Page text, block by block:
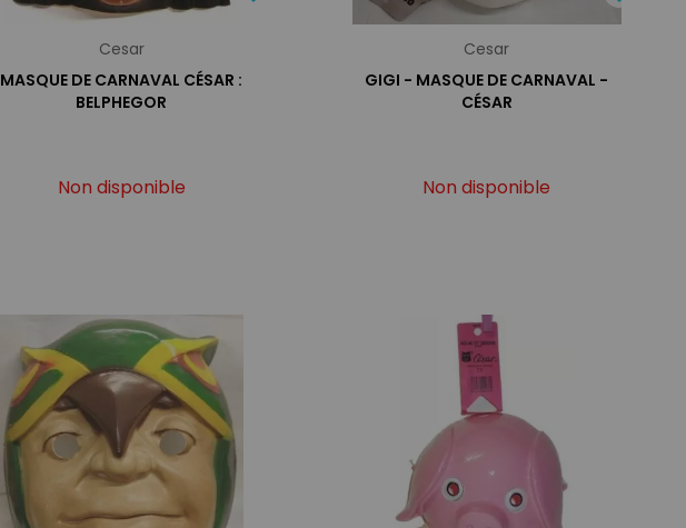
Cesar
MASQUE DE CARNAVAL CÉSAR :
BELPHEGOR
Non disponible
Cesar
GIGI - MASQUE DE CARNAVAL -
CÉSAR
Non disponible